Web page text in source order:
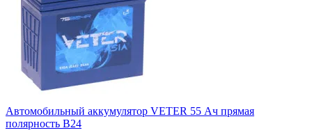
Автомобильный аккумулятор VETER 55 Ач прямая
полярность B24